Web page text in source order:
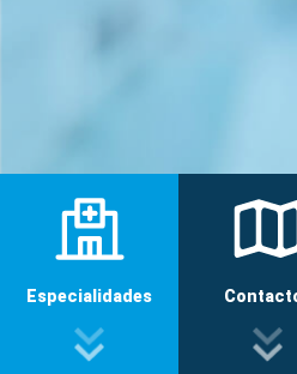
Especialidades